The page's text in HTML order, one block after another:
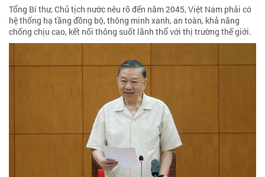
Tổng Bí thư, Chủ tịch nước nêu rõ đến năm 2045, Việt Nam phải có
hệ thống hạ tầng đồng bộ, thông minh xanh, an toàn, khả năng
chống chịu cao, kết nối thông suốt lãnh thổ với thị trường thế giới.